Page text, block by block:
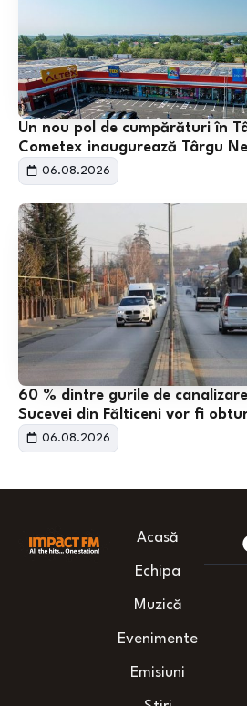
Un nou pol de cumpărături în
Cometex inaugurează Târgu
06.08.2026
60 % dintre gurile de
Sucevei din Fălticeni vor fi
06.08.2026
Acasă
Echipa
Muzică
Evenimente
Emisiuni